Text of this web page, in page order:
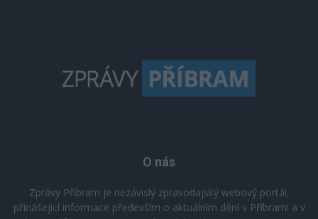
O nás
Zprávy Příbram je nezávislý zpravodajský webový portál,
přinášející informace především o aktuálním dění v Příbrami a v